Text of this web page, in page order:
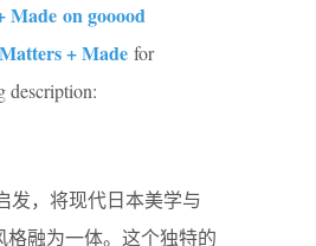
Made on gooood
Matters + Made for
description:
发，将现代日本美学与
格融为一体。这个独特的